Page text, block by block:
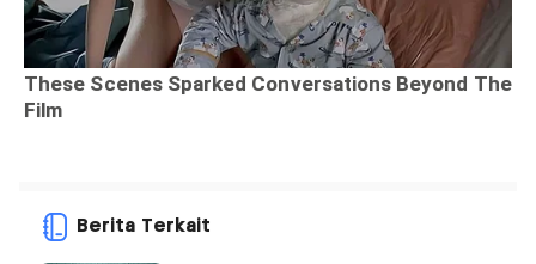
Berita Terkait